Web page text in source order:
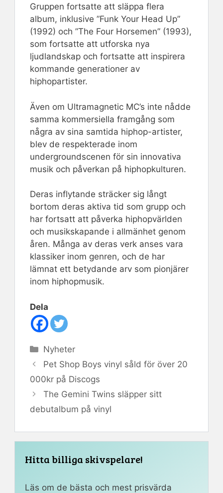
Gruppen fortsatte att släppa flera
album, inklusive ”Funk Your Head Up”
(1992) och ”The Four Horsemen” (1993),
som fortsatte att utforska nya
ljudlandskap och fortsatte att inspirera
kommande generationer av
hiphopartister.
Även om Ultramagnetic MC’s inte nådde
samma kommersiella framgång som
några av sina samtida hiphop-artister,
blev de respekterade inom
undergroundscenen för sin innovativa
musik och påverkan på hiphopkulturen.
Deras inflytande sträcker sig långt
bortom deras aktiva tid som grupp och
har fortsatt att påverka hiphopvärlden
och musikskapande i allmänhet genom
åren. Många av deras verk anses vara
klassiker inom genren, och de har
lämnat ett betydande arv som pionjärer
inom hiphopmusik.
Dela
Kategorier
Nyheter
Pet Shop Boys vinyl såld för över 20
000kr på Discogs
The Gemini Twins släpper sitt
debutalbum på vinyl
Hitta billiga skivspelare!
Läs om de bästa och mest prisvärda